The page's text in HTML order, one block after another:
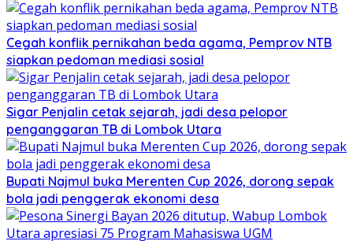
Cegah konflik pernikahan beda agama, Pemprov NTB
siapkan pedoman mediasi sosial
Sigar Penjalin cetak sejarah, jadi desa pelopor
penganggaran TB di Lombok Utara
Bupati Najmul buka Merenten Cup 2026, dorong sepak
bola jadi penggerak ekonomi desa